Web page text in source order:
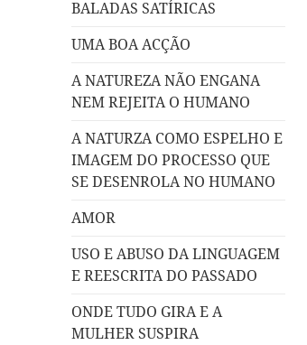
BALADAS SATÍRICAS
UMA BOA ACÇÃO
A NATUREZA NÃO ENGANA
NEM REJEITA O HUMANO
A NATURZA COMO ESPELHO E
IMAGEM DO PROCESSO QUE
SE DESENROLA NO HUMANO
AMOR
USO E ABUSO DA LINGUAGEM
E REESCRITA DO PASSADO
ONDE TUDO GIRA E A
MULHER SUSPIRA